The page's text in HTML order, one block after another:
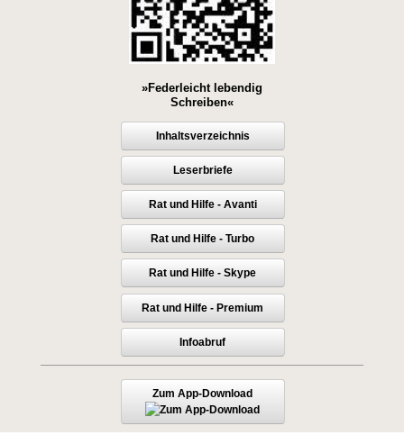
»Federleicht lebendig
Schreiben«
Inhaltsverzeichnis
Leserbriefe
Rat und Hilfe - Avanti
Rat und Hilfe - Turbo
Rat und Hilfe - Skype
Rat und Hilfe - Premium
Infoabruf
Zum App-Download